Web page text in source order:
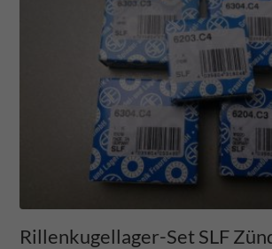
Rillenkugellager-Set SLF